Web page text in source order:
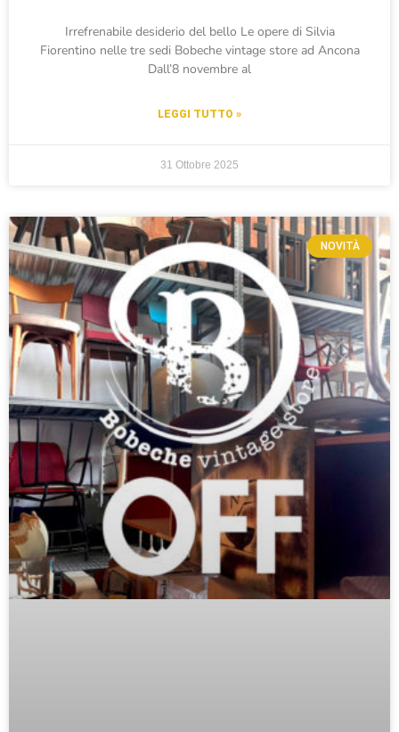
Irrefrenabile desiderio del bello Le opere di Silvia
Fiorentino nelle tre sedi Bobeche vintage store ad Ancona
Dall’8 novembre al
LEGGI TUTTO »
31 Ottobre 2025
NOVITÀ